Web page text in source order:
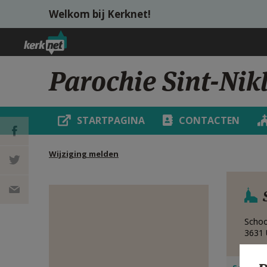
Overslaan en naar de inhoud gaan
Welkom bij Kerknet!
Parochie Sint-
STARTPAGINA CONTACTEN
Wijziging melden
DEEL OP
FACEBOOK
DEEL OP
3631